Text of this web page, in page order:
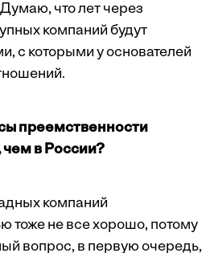
что лет через
компаний будут
с которыми у основателей
преемственности
в России?
компаний
тоже не все хорошо, потому
вопрос, в первую очередь,